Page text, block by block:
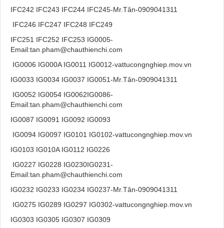
IFC242 IFC243 IFC244 IFC245-Mr.Tân-0909041311
IFC246 IFC247 IFC248 IFC249
IFC251 IFC252 IFC253 IG0005-
Email:tan.pham@chauthienchi.com
IG0006 IG000A IG0011 IG0012-vattucongnghiep.mov.vn
IG0033 IG0034 IG0037 IG0051-Mr.Tân-0909041311
IG0052 IG0054 IG0062IG0086-
Email:tan.pham@chauthienchi.com
IG0087 IG0091 IG0092 IG0093
IG0094 IG0097 IG0101 IG0102-vattucongnghiep.mov.vn
IG0103 IG010A IG0112 IG0226
IG0227 IG0228 IG0230IG0231-
Email:tan.pham@chauthienchi.com
IG0232 IG0233 IG0234 IG0237-Mr.Tân-0909041311
IG0275 IG0289 IG0297 IG0302-vattucongnghiep.mov.vn
IG0303 IG0305 IG0307 IG0309